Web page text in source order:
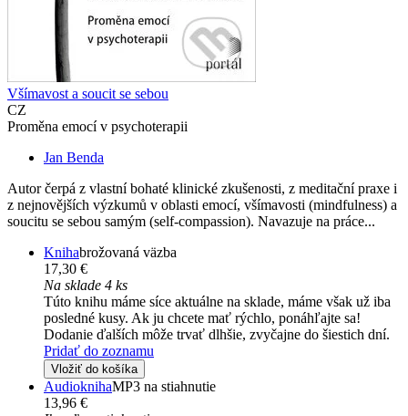
Všímavost a soucit se sebou
CZ
Proměna emocí v psychoterapii
Jan Benda
Autor čerpá z vlastní bohaté klinické zkušenosti, z meditační praxe i
z nejnovějších výzkumů v oblasti emocí, všímavosti (mindfulness) a
soucitu se sebou samým (self-compassion). Navazuje na práce...
Knihabrožovaná väzba
17,30 €
Na sklade 4 ks
Túto knihu máme síce aktuálne na sklade, máme však už iba
posledné kusy. Ak ju chcete mať rýchlo, ponáhľajte sa!
Dodanie ďalších môže trvať dlhšie, zvyčajne do šiestich dní.
Pridať do zoznamu
Vložiť do košíka
AudioknihaMP3 na stiahnutie
13,96 €